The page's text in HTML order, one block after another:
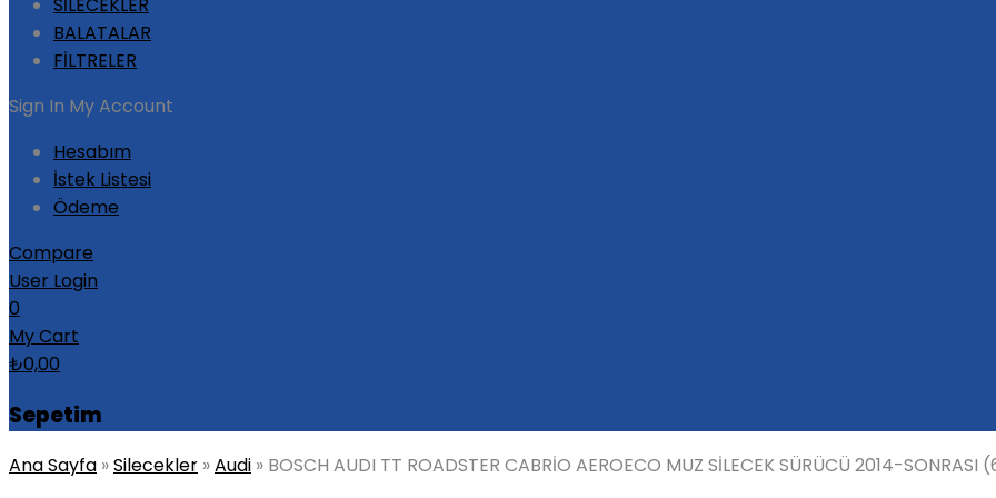
BALATALAR
FİLTRELER
Sign In My Account
Hesabım
İstek Listesi
Ödeme
Compare
User Login
0
My Cart
₺0,00
Sepetim
Ana Sayfa »Silecekler »Audi » BOSCH AUDI TT ROADSTER CABRİO AEROECO MUZ SİLECEK SÜRÜCÜ 2014-